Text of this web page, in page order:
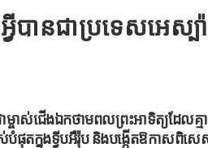
បានជាប្រទេសអេស្
ម្ចាស់​ជើងឯក​ថាមពល​ព្រះអាទិត្យ​ដែល​
ស់​បំផុត​ក្នុង​ទ្វីប​អឺរ៉ុប និង​បង្កើត​ឱកាស​ពិស